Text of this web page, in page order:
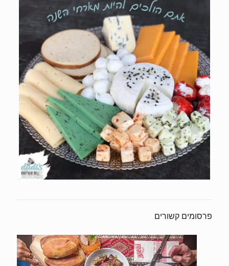
פרסומים קשורים